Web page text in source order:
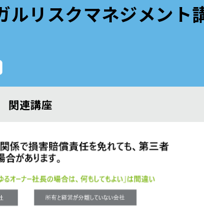
ルリスクマネジメン
関連講座